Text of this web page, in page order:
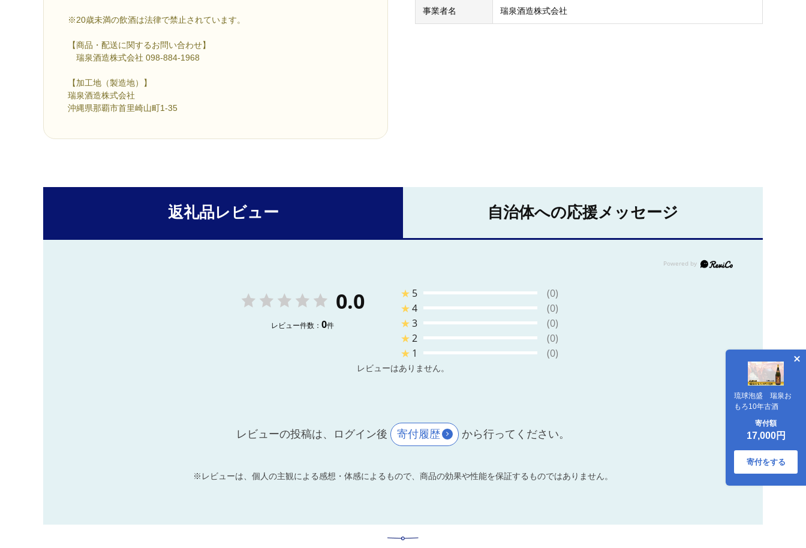
※20歳未満の飲酒は法律で禁止されています。
【商品・配送に関するお問い合わせ】
瑞泉酒造株式会社 098-884-1968
【加工地（製造地）】
瑞泉酒造株式会社
沖縄県那覇市首里崎山町1-35
琉球泡盛 瑞泉お
もろ10年古酒
寄付額
17,000円
寄付をする
事業者名 瑞泉酒造株式会社
返礼品レビュー 自治体への応援メッセージ
0.0
レビュー件数： 0件
★ 5
(0)
★4
(0)
★3
(0)
★2
(0)
★ 1 (0)
レビューはありません。
レビューの投稿は、ログイン後 寄付履歴 から行ってください。
※レビューは、個人の主観による感想・体感によるもので、商品の効果や性能を保証するものではありません。